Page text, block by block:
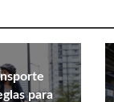
para